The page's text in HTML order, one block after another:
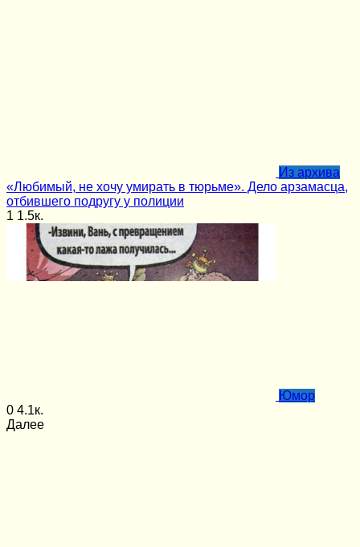
Из архива
«Любимый, не хочу умирать в тюрьме». Дело арзамасца,
отбившего подругу у полиции
1 1.5к.
Юмор
0 4.1к.
Далее